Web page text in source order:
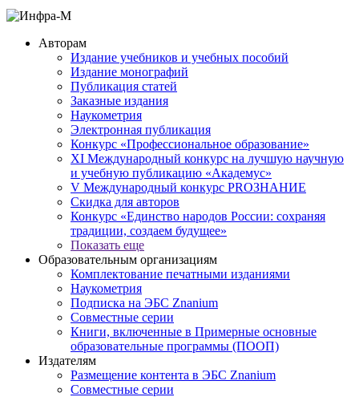
Авторам
Издание учебников и учебных пособий
Издание монографий
Публикация статей
Заказные издания
Наукометрия
Электронная публикация
Конкурс «Профессиональное образование»
XI Международный конкурс на лучшую научную
и учебную публикацию «Академус»
V Международный конкурс PROЗНАНИЕ
Скидка для авторов
Конкурс «Единство народов России: сохраняя
традиции, создаем будущее»
Показать еще
Образовательным организациям
Комплектование печатными изданиями
Наукометрия
Подписка на ЭБС Znanium
Совместные серии
Книги, включенные в Примерные основные
образовательные программы (ПООП)
Издателям
Размещение контента в ЭБС Znanium
Совместные серии